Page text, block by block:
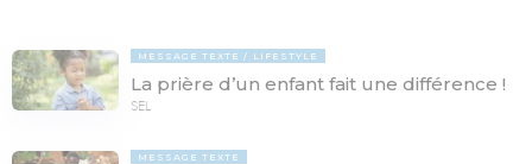
MESSAGE TEXTE LIFESTYLE
La prière d’un enfant fait une différence !
SEL
MESSAGE TEXTE